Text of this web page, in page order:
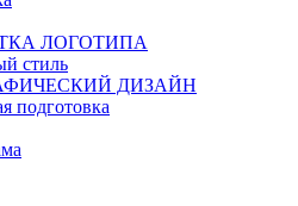
ЛОГОТИПА
стиль
ДИЗАЙН
подготовка